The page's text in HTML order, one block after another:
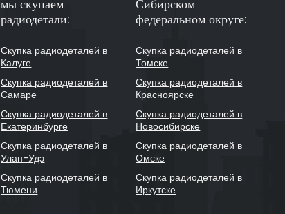
мы скупаем
радиодетали:
Скупка радиодеталей в
Калуге
Скупка радиодеталей в
Самаре
Скупка радиодеталей в
Екатеринбурге
Скупка радиодеталей в
Улан-Удэ
Скупка радиодеталей в
Тюмени
Сибирском
федеральном округе:
Скупка радиодеталей в
Томске
Скупка радиодеталей в
Красноярске
Скупка радиодеталей в
Новосибирске
Скупка радиодеталей в
Омске
Скупка радиодеталей в
Иркутске